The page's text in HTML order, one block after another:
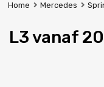
Home Mercedes
L3 vanaf